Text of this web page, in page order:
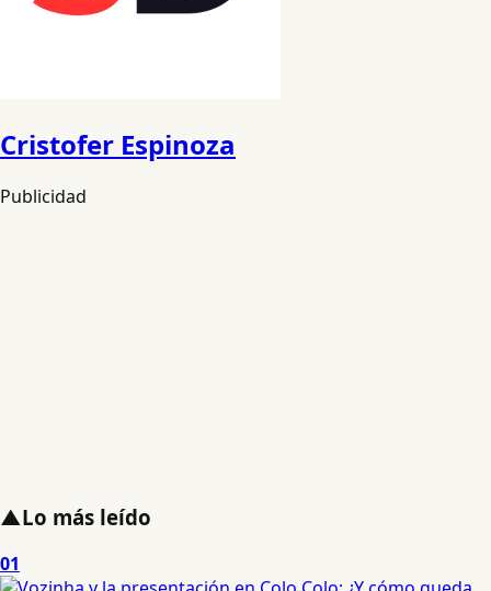
Cristofer Espinoza
Publicidad
▲Lo más leído
01